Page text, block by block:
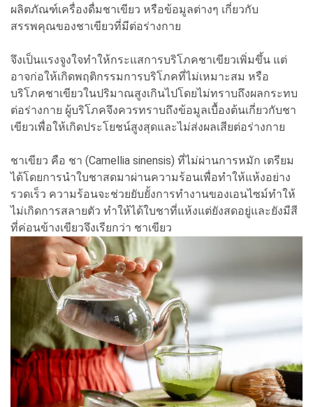
ผลิตภัณฑ์เครื่องดื่มชาเขียว หรือข้อมูลต่างๆ เกี่ยวกับ
สรรพคุณของชาเขียวที่มีต่อร่างกาย
จึงเป็นแรงจูงใจทำให้กระแสการบริโภคชาเขียวเพิ่มขึ้น แต่
อาจก่อให้เกิดพฤติกรรมการบริโภคที่ไม่เหมาะสม หรือ
บริโภคชาเขียวในปริมาณสูงเกินไปโดยไม่ทราบถึงผลกระทบ
ต่อร่างกาย ผู้บริโภคจึงควรทราบถึงข้อมูลเบื้องต้นเกี่ยวกับชา
เขียวเพื่อให้เกิดประโยชน์สูงสุดและไม่ส่งผลเสียต่อร่างกาย
ชาเขียว คือ ชา (Camellia sinensis) ที่ไม่ผ่านการหมัก เตรียม
ได้โดยการนำใบชาสดมาผ่านความร้อนเพื่อทำให้แห้งอย่าง
รวดเร็ว ความร้อนจะช่วยยับยั้งการทำงานของเอนไซม์ทำให้
ไม่เกิดการสลายตัว ทำให้ได้ใบชาที่แห้งแต่ยังสดอยู่และยังมีสี
ที่ค่อนข้างเขียวจึงเรียกว่า ชาเขียว